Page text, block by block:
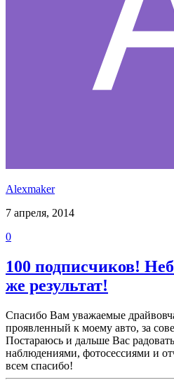
Alexmaker
7 апреля, 2014
0
100 подписчиков!
же результат!
Спасибо Вам уважаемые
проявленный к моему авто, за
Постараюсь и дальше Вас
наблюдениями, фотосессиями и
всем спасибо!